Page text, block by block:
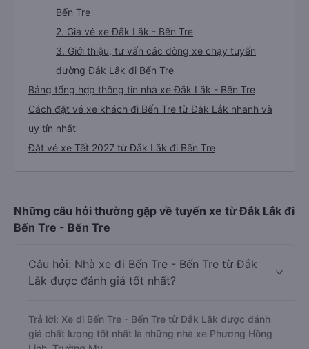
Bến Tre
2. Giá vé xe Đắk Lắk - Bến Tre
3. Giới thiệu, tư vấn các dòng xe chạy tuyến
đường Đắk Lắk đi Bến Tre
Bảng tổng hợp thông tin nhà xe Đắk Lắk - Bến Tre
Cách đặt vé xe khách đi Bến Tre từ Đắk Lắk nhanh và
uy tín nhất
Đặt vé xe Tết 2027 từ Đắk Lắk đi Bến Tre
Những câu hỏi thường gặp về tuyến xe từ Đắk Lắk đi
Bến Tre - Bến Tre
Câu hỏi: Nhà xe đi Bến Tre - Bến Tre từ Đắk
Lắk được đánh giá tốt nhất?
Trả lời: Xe đi Bến Tre - Bến Tre từ Đắk Lắk được đánh
giá chất lượng tốt nhất là những nhà xe Phương Hồng